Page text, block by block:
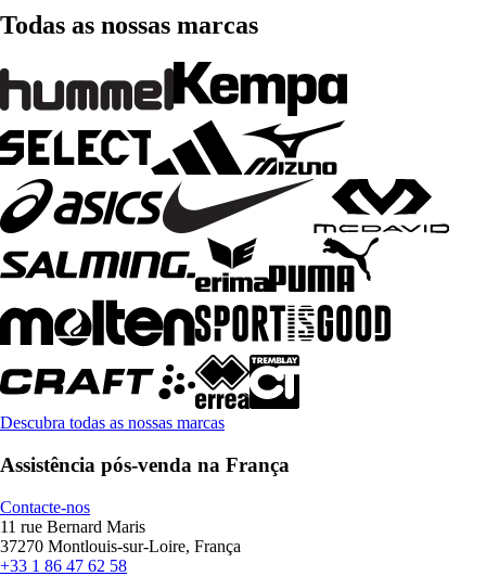
Todas as nossas marcas
Descubra todas as nossas marcas
Assistência pós-venda na França
Contacte-nos
11 rue Bernard Maris
37270 Montlouis-sur-Loire, França
+33 1 86 47 62 58